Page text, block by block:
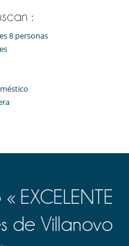
:
8 personas
EXCELENTE
de Villanovo